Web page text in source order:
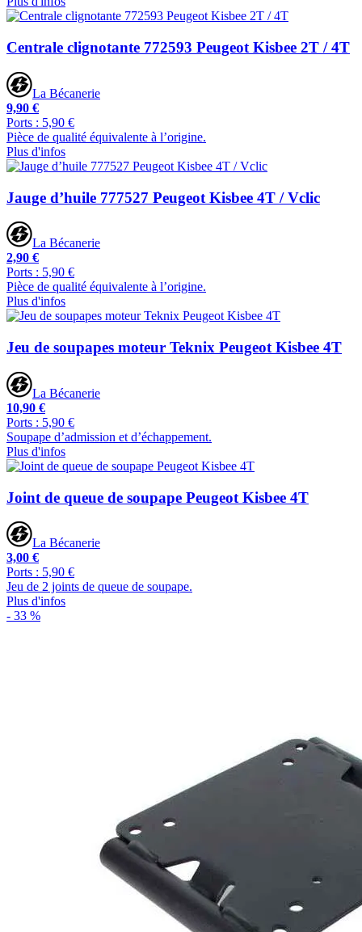
Centrale clignotante 772593 Peugeot Kisbee 2T / 4T
La Bécanerie
9,90 €
Ports : 5,90 €
Pièce de qualité équivalente à l’origine.
Plus d'infos
Jauge d’huile 777527 Peugeot Kisbee 4T / Vclic
La Bécanerie
2,90 €
Ports : 5,90 €
Pièce de qualité équivalente à l’origine.
Plus d'infos
Jeu de soupapes moteur Teknix Peugeot Kisbee 4T
La Bécanerie
10,90 €
Ports : 5,90 €
Soupape d’admission et d’échappement.
Plus d'infos
Joint de queue de soupape Peugeot Kisbee 4T
La Bécanerie
3,00 €
Ports : 5,90 €
Jeu de 2 joints de queue de soupape.
Plus d'infos
- 33 %